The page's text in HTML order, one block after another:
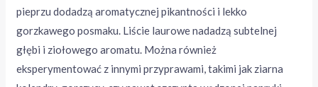
pieprzu dodadzą aromatycznej pikantności i lekko
gorzkawego posmaku. Liście laurowe nadadzą subtelnej
głębi i ziołowego aromatu. Można również
eksperymentować z innymi przyprawami, takimi jak ziarna